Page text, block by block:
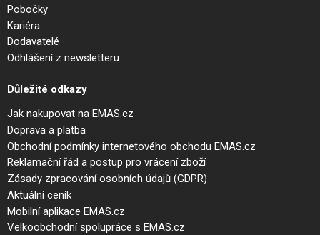
Pobočky
Kariéra
Dodavatelé
Odhlášení z newsletteru
Důležité odkazy
Jak nakupovat na EMAS.cz
Doprava a platba
Obchodní podmínky internetového obchodu EMAS.cz
Reklamační řád a postup pro vrácení zboží
Zásady zpracování osobních údajů (GDPR)
Aktuální ceník
Mobilní aplikace EMAS.cz
Velkoobchodní spolupráce s EMAS.cz